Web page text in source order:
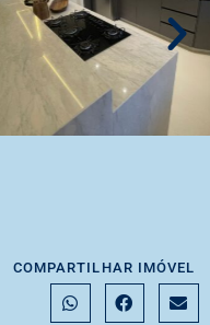
COMPARTILHAR IMÓVEL